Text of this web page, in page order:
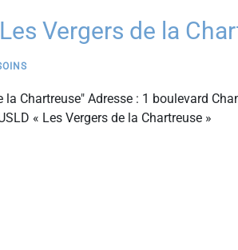
Vergers de la
la Chartreuse" Adresse : 1 boulevard
« Les Vergers de la Chartreuse »